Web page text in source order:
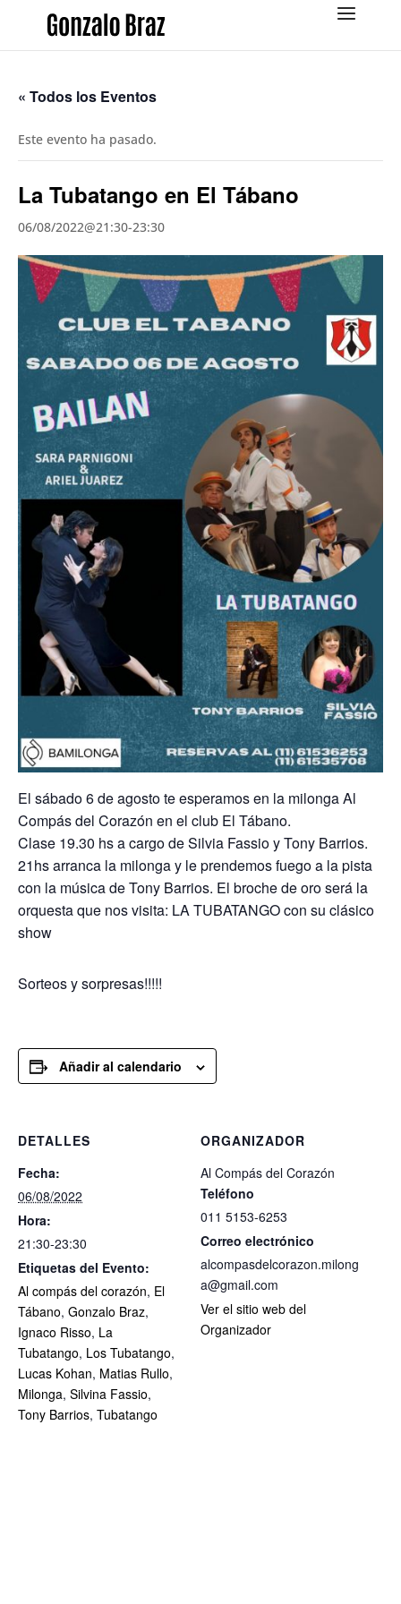
« Todos los Eventos
Este evento ha pasado.
La Tubatango en El Tábano
06/08/2022@21:30-23:30
El sábado 6 de agosto te esperamos en la milonga Al
Compás del Corazón en el club El Tábano.
Clase 19.30 hs a cargo de Silvia Fassio y Tony Barrios.
️21hs arranca la milonga y le prendemos fuego a la pista
con la música de Tony Barrios. El broche de oro será la
orquesta que nos visita: LA TUBATANGO con su clásico
show
Sorteos y sorpresas!!!!!
Añadir al calendario
DETALLES
Fecha:
06/08/2022
Hora:
21:30-23:30
Etiquetas del Evento:
Al compás del corazón, El
Tábano, Gonzalo Braz,
Ignaco Risso, La
Tubatango, Los Tubatango,
Lucas Kohan, Matias Rullo,
Milonga, Silvina Fassio,
Tony Barrios, Tubatango
ORGANIZADOR
Al Compás del Corazón
Teléfono
011 5153-6253
Correo electrónico
alcompasdelcorazon.milong
a@gmail.com
Ver el sitio web del
Organizador